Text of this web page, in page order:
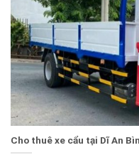
Cho thuê xe cẩu tại Dĩ An